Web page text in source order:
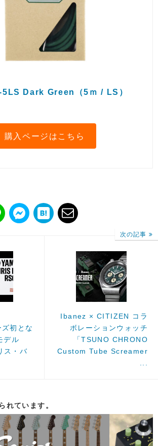
Dark Green（5ｍ / LS）
購入ページはこちら
初とな
デル
ス・バ
次の記事
Ibanez × CITIZEN コラ
ボレーションウォッチ
「TSUNO CHRONO
Custom Tube Screamer
...
れています。